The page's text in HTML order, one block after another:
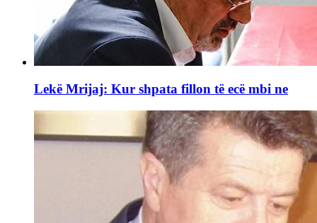
Lekë Mrijaj: Kur shpata fillon të ecë mbi ne